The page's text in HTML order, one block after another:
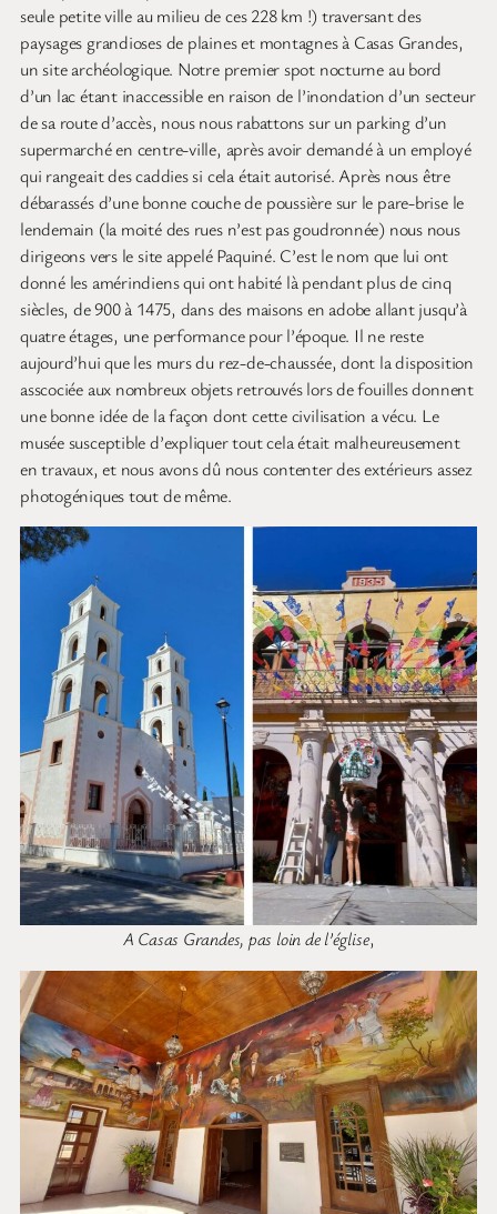
seule petite ville au milieu de ces 228 km !) traversant des
paysages grandioses de plaines et montagnes à Casas Grandes,
un site archéologique. Notre premier spot nocturne au bord
d’un lac étant inaccessible en raison de l’inondation d’un secteur
de sa route d’accès, nous nous rabattons sur un parking d’un
supermarché en centre-ville, après avoir demandé à un employé
qui rangeait des caddies si cela était autorisé. Après nous être
débarassés d’une bonne couche de poussière sur le pare-brise le
lendemain (la moité des rues n’est pas goudronnée) nous nous
dirigeons vers le site appelé Paquiné. C’est le nom que lui ont
donné les amérindiens qui ont habité là pendant plus de cinq
siècles, de 900 à 1475, dans des maisons en adobe allant jusqu’à
quatre étages, une performance pour l’époque. Il ne reste
aujourd’hui que les murs du rez-de-chaussée, dont la disposition
asscociée aux nombreux objets retrouvés lors de fouilles donnent
une bonne idée de la façon dont cette civilisation a vécu. Le
musée susceptible d’expliquer tout cela était malheureusement
en travaux, et nous avons dû nous contenter des extérieurs assez
photogéniques tout de même.
A Casas Grandes, pas loin de l’église,